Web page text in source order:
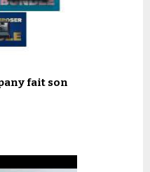
fait son